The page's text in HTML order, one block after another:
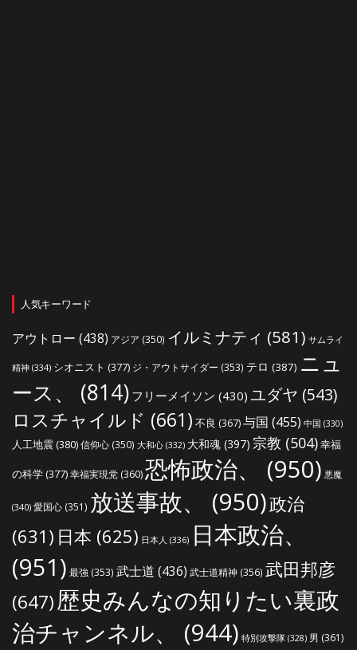
人気キーワード
アウトロー (438) アジア (350) イルミナティ (581) サムライ
精神 (334) シオニスト (377) ジ・アウトサイダー (353) テロ (387) ニュ
ース、
(814) フリーメイソン (430) ユダヤ (543)
ロスチャイルド (661) 不良 (367)与国 (455) 中国 (330)
人工地震(380)信仰心 (350) 大和心 (332) 大和魂 (397) 宗教 (504)幸福
の科学(377)幸福実現党 (360)恐怖政治、 (950) 悪魔
(340) 愛国心 (351) 放送事故、 (950)政治
(631) 日本 (625) 日本人 (336) 日本政治、
(951) 最強 (353) 武士道 (436) 武士道精神 (356) 武田邦彦
(647)歴史みんなの知りたい裏政
治チャンネル、
(944) 特別攻撃隊 (328) 男 (361)